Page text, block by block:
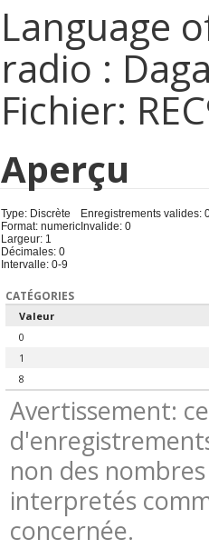
Language
radio :
Fichier:
Aperçu
Type: Discrète
Format: numeric
Largeur: 1
Décimales: 0
Intervalle: 0-9
Enregistrements valides:
Invalide: 0
CATÉGORIES
Valeur
0
1
8
Avertissement:
non des
interpretés
concernée.